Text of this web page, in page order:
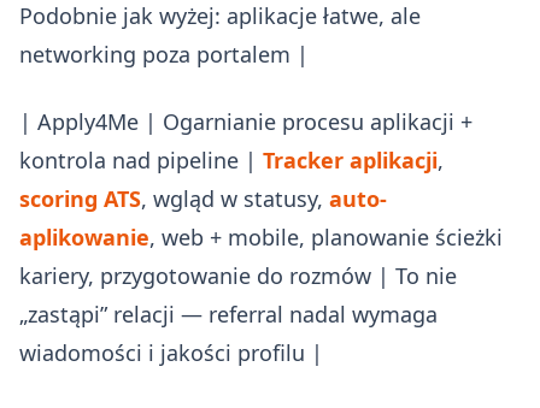
Podobnie jak wyżej: aplikacje łatwe, ale
networking poza portalem |
| Apply4Me | Ogarnianie procesu aplikacji +
kontrola nad pipeline | Tracker aplikacji,
scoring ATS, wgląd w statusy, auto-
aplikowanie, web + mobile, planowanie ścieżki
kariery, przygotowanie do rozmów | To nie
„zastąpi” relacji — referral nadal wymaga
wiadomości i jakości profilu |